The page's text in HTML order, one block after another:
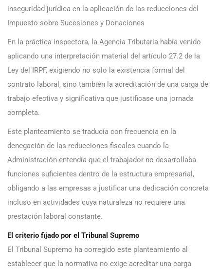
inseguridad jurídica en la aplicación de las reducciones del
Impuesto sobre Sucesiones y Donaciones
En la práctica inspectora, la Agencia Tributaria había venido
aplicando una interpretación material del artículo 27.2 de la
Ley del IRPF, exigiendo no solo la existencia formal del
contrato laboral, sino también la acreditación de una carga de
trabajo efectiva y significativa que justificase una jornada
completa.
Este planteamiento se traducía con frecuencia en la
denegación de las reducciones fiscales cuando la
Administración entendía que el trabajador no desarrollaba
funciones suficientes dentro de la estructura empresarial,
obligando a las empresas a justificar una dedicación concreta
incluso en actividades cuya naturaleza no requiere una
prestación laboral constante.
El criterio fijado por el Tribunal Supremo
El Tribunal Supremo ha corregido este planteamiento al
establecer que la normativa no exige acreditar una carga